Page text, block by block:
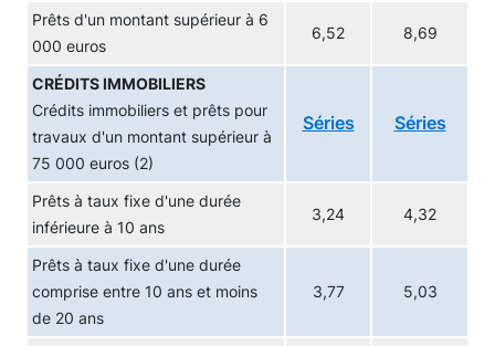
Prêts d'un montant supérieur à 6
000 euros
6,52 8,69
CRÉDITS IMMOBILIERS
Crédits immobiliers et prêts pour
travaux d'un montant supérieur à
75 000 euros (2)
Séries Séries
Prêts à taux fixe d'une durée
inférieure à 10 ans
3,24 4,32
Prêts à taux fixe d'une durée
comprise entre 10 ans et moins
de 20 ans
3,77 5,03